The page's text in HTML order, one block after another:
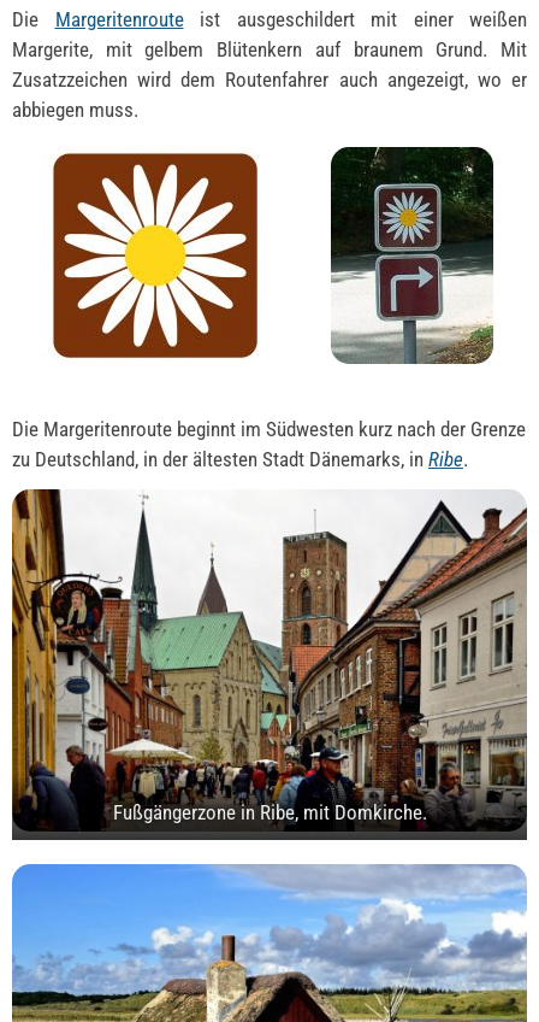
Die Margeritenrouteist ausgeschildert mit einer weißen
Margerite, mit gelbem Blütenkern auf braunem Grund. Mit
Zusatzzeichen wird dem Routenfahrer auch angezeigt, wo er
abbiegen muss.
Die Margeritenroute beginnt im Südwesten kurz nach der Grenze
zu Deutschland, in der ältesten Stadt Dänemarks, in Ribe.
Fußgängerzone in Ribe, mit Domkirche.